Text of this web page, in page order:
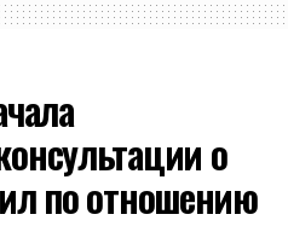
о
по отношению